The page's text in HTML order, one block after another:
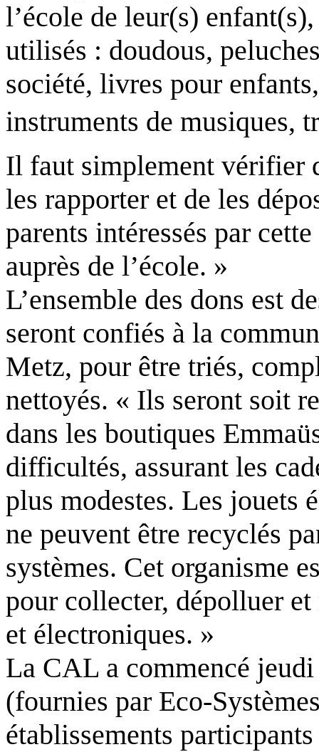
l’école de leur(s)
utilisés : doudous,
société, livres pour
instruments de musiques,
Il faut simplement vérifier
les rapporter et de les
parents intéressés par
auprès de l’école. »
L’ensemble des dons est
seront confiés à la
Metz, pour être triés,
nettoyés. « Ils seront soit
dans les boutiques
difficultés, assurant les
plus modestes. Les jouets
ne peuvent être recyclés
systèmes. Cet organisme
pour collecter, dépolluer
et électroniques. »
La CAL a commencé
(fournies par Eco-
établissements